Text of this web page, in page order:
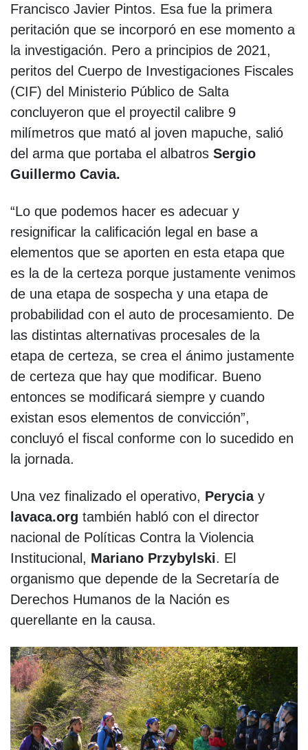
Francisco Javier Pintos. Esa fue la primera
peritación que se incorporó en ese momento a
la investigación. Pero a principios de 2021,
peritos del Cuerpo de Investigaciones Fiscales
(CIF) del Ministerio Público de Salta
concluyeron que el proyectil calibre 9
milímetros que mató al joven mapuche, salió
del arma que portaba el albatros Sergio
Guillermo Cavia.
“Lo que podemos hacer es adecuar y
resignificar la calificación legal en base a
elementos que se aporten en esta etapa que
es la de la certeza porque justamente venimos
de una etapa de sospecha y una etapa de
probabilidad con el auto de procesamiento. De
las distintas alternativas procesales de la
etapa de certeza, se crea el ánimo justamente
de certeza que hay que modificar. Bueno
entonces se modificará siempre y cuando
existan esos elementos de convicción”,
concluyó el fiscal conforme con lo sucedido en
la jornada.
Una vez finalizado el operativo, Peryciay
lavaca.org también habló con el director
nacional de Políticas Contra la Violencia
Institucional, Mariano Przybylski. El
organismo que depende de la Secretaría de
Derechos Humanos de la Nación es
querellante en la causa.